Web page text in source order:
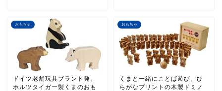
おもちゃ
ドイツ老舗玩具ブランド発。
ホルツタイガー製くまのおも
おもちゃ
くまと一緒にことば遊び。ひ
らがなプリントの木製ドミノ